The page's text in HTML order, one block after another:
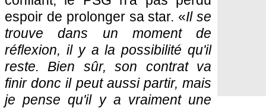
espoir de prolonger sa star. «Il se
trouve dans un moment de
réflexion, il y a la possibilité qu'il
reste. Bien sûr, son contrat va
finir donc il peut aussi partir, mais
je pense qu'il y a vraiment une